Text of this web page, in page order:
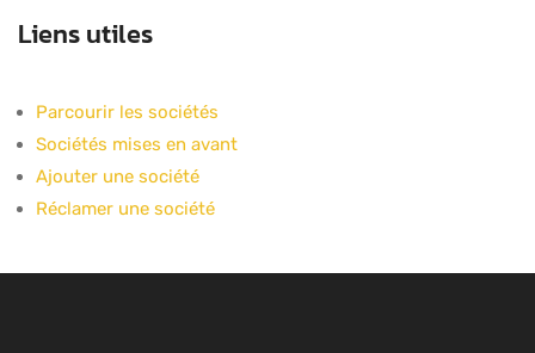
Liens utiles
Parcourir les sociétés
Sociétés mises en avant
Ajouter une société
Réclamer une société